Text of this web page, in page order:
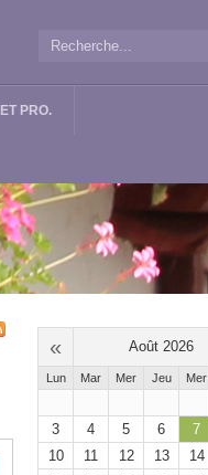
PRO.
« Août 2026
Lun Mar Mer Jeu Mer
3
4 5 6 7
10
11 12 13 14